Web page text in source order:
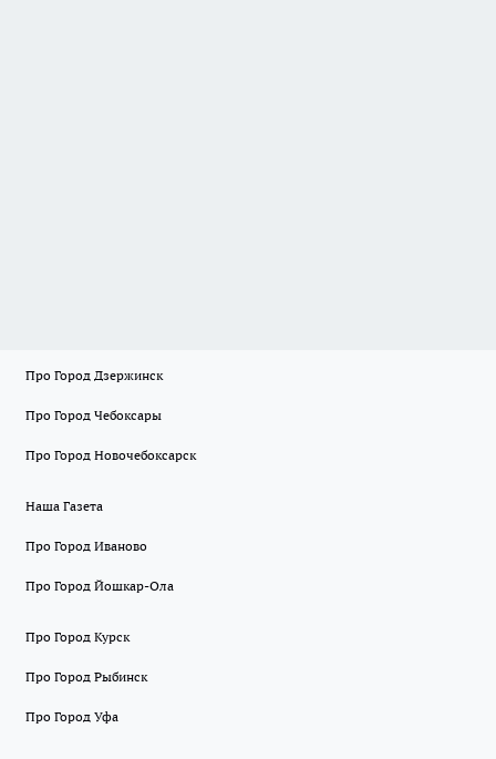
Про Город Дзержинск
Про Город Чебоксары
Про Город Новочебоксарск
Наша Газета
Про Город Иваново
Про Город Йошкар-Ола
Про Город Курск
Про Город Рыбинск
Про Город Уфа